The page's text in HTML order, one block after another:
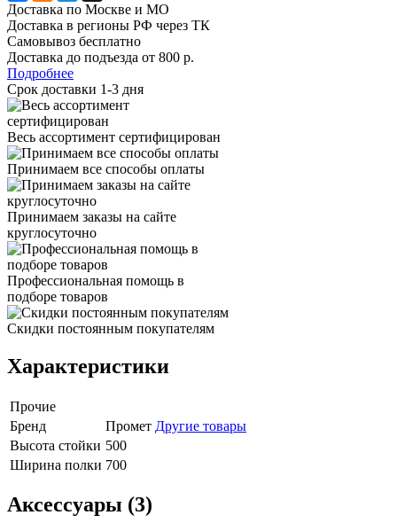
Доставка по Москве и МО
Доставка в регионы РФ через ТК
Самовывоз бесплатно
Доставка до подъезда от 800 р.
Подробнее
Срок доставки 1-3 дня
Весь ассортимент сертифицирован
Принимаем все способы оплаты
Принимаем заказы на сайте
круглосуточно
Профессиональная помощь в
подборе товаров
Скидки постоянным покупателям
Характеристики
Прочие
Бренд
Промет Другие товары
Высота стойки 500
Ширина полки 700
Аксессуары (3)